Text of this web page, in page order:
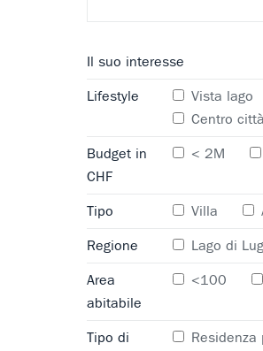
Il suo interesse
Lifestyle Vista lago
Centro città
Budget in
CHF
< 2M
Tipo Villa
Regione Lago di
Area
abitabile
<100
Tipo di
Residenza